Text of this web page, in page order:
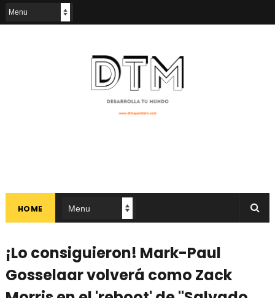
HOME
¡Lo consiguieron! Mark-Paul
Gosselaar volverá como Zack